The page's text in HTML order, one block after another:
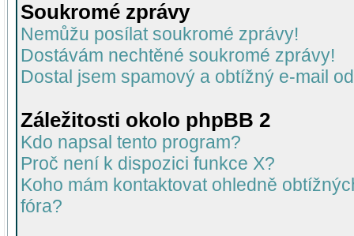
Soukromé zprávy
Nemůžu posílat soukromé zprávy!
Dostávám nechtěné soukromé zprávy!
Dostal jsem spamový a obtížný e-mail
Záležitosti okolo phpBB 2
Kdo napsal tento program?
Proč není k dispozici funkce X?
Koho mám kontaktovat ohledně
fóra?